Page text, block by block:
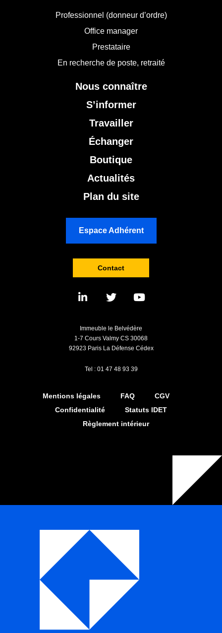
Professionnel (donneur d’ordre)
Office manager
Prestataire
En recherche de poste, retraité
Nous connaître
S’informer
Travailler
Échanger
Boutique
Actualités
Plan du site
Espace Adhérent
Contact
Immeuble le Belvédère
1-7 Cours Valmy CS 30068
92923 Paris La Défense Cédex
Tel : 01 47 48 93 39
Mentions légales FAQ
CGV
Confidentialité
Statuts IDET
Règlement intérieur